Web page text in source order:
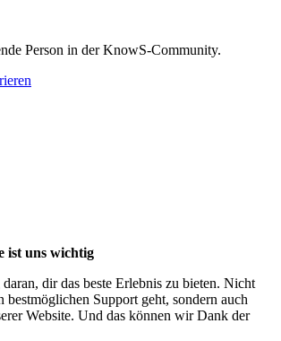
Person in der KnowS-Community.
ist uns wichtig
dir das beste Erlebnis zu bieten. Nicht
bestmöglichen Support geht, sondern auch
Website. Und das können wir Dank der